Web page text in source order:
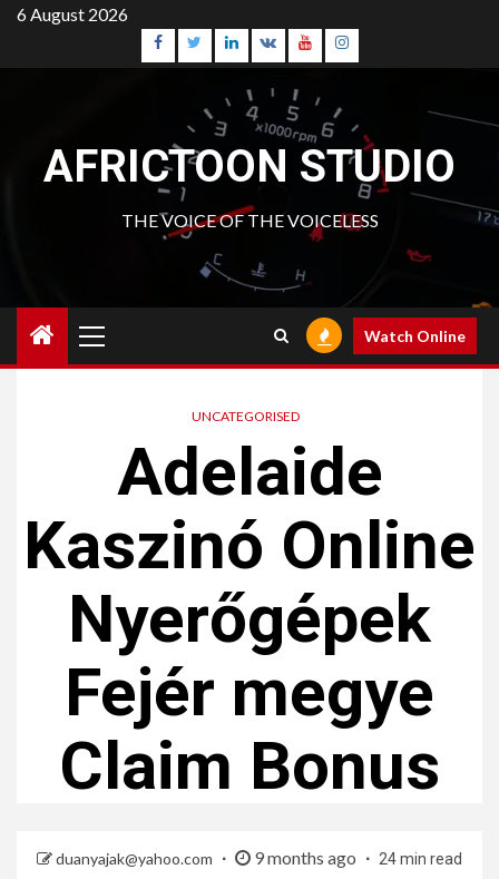
Skip
content
6 August 2026
Facebook
TwitterLinkedin
VK YoutubeInstagram
AFRICTOON STUDIO
THE VOICE OF THE VOICELESS
Menu
Watch Online
UNCATEGORISED
Adelaide
Kaszinó Online
Nyerőgépek
Fejér megye
Claim Bonus
duanyajak@yahoo.com 9 months ago 24 min read